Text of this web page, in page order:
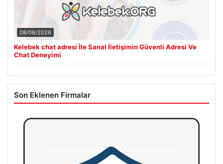
08/08/2026
Kelebek chat adresi İle Sanal İletişimin Güvenli Adresi Ve
Chat Deneyimi
Son Eklenen Firmalar